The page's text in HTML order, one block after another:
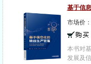
基于信
市场价：
本书对
发展及